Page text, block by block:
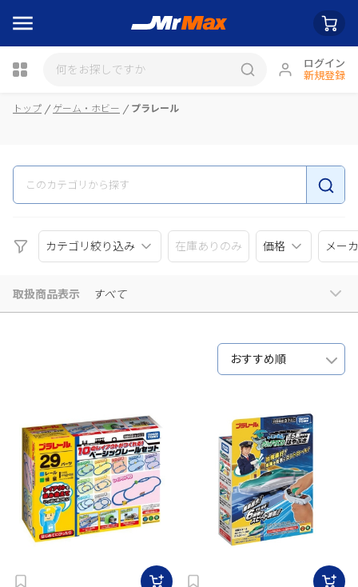
ログイン
新規登録
瓶詰
トップ ゲーム・ホビー プラレール
カテゴリ絞り込み 在庫ありのみ 価格 メー
取扱商品表示 すべて
おすすめ順